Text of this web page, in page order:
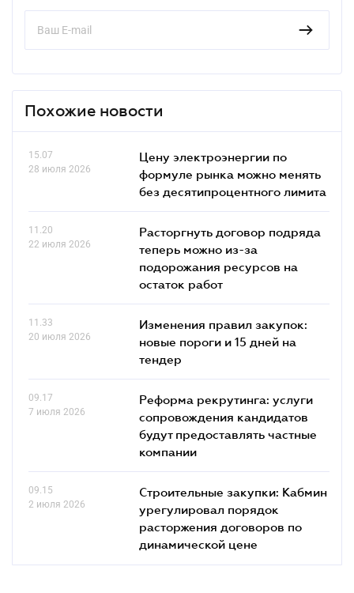
Похожие новости
15.07
28 июля 2026
Цену электроэнергии по
формуле рынка можно менять
без десятипроцентного лимита
11.20
22 июля 2026
Расторгнуть договор подряда
теперь можно из-за
подорожания ресурсов на
остаток работ
11.33
20 июля 2026
Изменения правил закупок:
новые пороги и 15 дней на
тендер
09.17
7 июля 2026
Реформа рекрутинга: услуги
сопровождения кандидатов
будут предоставлять частные
компании
09.15
2 июля 2026
Строительные закупки: Кабмин
урегулировал порядок
расторжения договоров по
динамической цене